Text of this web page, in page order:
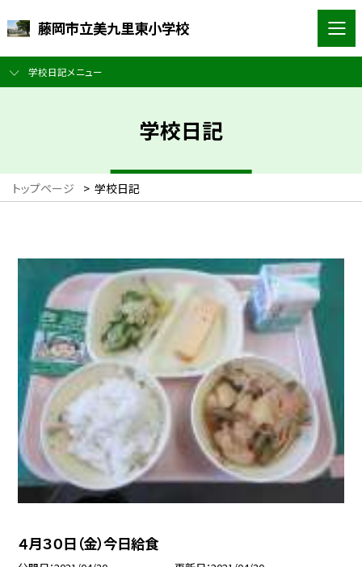
藤岡市立美九里東小学校
学校日記メニュー
学校日記
トップページ > 学校日記
４月３０日（金）今日給食